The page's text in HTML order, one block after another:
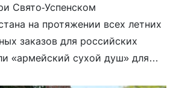
Свято-Успенском
на протяжении всех летних
заказов для российских
«армейский сухой душ» для